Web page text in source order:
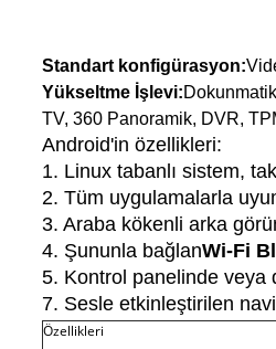
Standart konfigürasyon:
Yükseltme İşlevi:
TV, 360 Panoramik, DVR,
Android'in özellikleri:
1. Linux tabanlı sistem,
2. Tüm uygulamalarla
3. Araba kökenli arka
4. Şununla bağlanWi-Fi
5. Kontrol panelinde veya
7. Sesle etkinleştirilen
Özellikleri